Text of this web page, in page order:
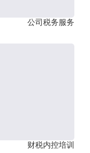
公司税务服务
财税内控培训